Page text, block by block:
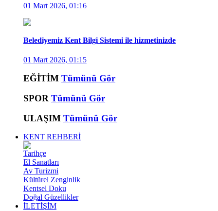
01 Mart 2026, 01:16
Belediyemiz Kent Bilgi Sistemi ile hizmetinizde
01 Mart 2026, 01:15
EĞİTİM Tümünü Gör
SPOR Tümünü Gör
ULAŞIM Tümünü Gör
KENT REHBERİ
Tarihçe
El Sanatları
Av Turizmi
Kültürel Zenginlik
Kentsel Doku
Doğal Güzellikler
İLETİŞİM